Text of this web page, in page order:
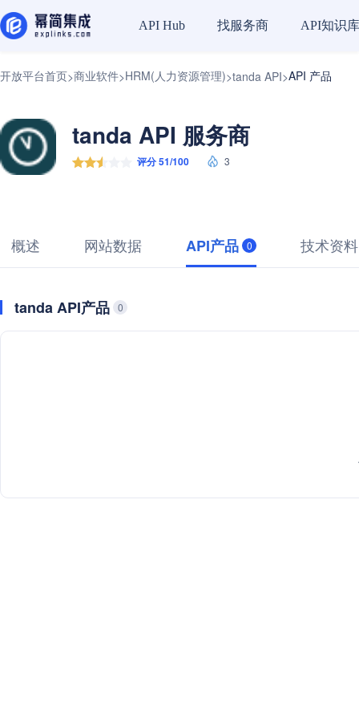
API Hub 找服务商 API知识库
开放平台首页>商业软件>HRM(人力资源管理)>tanda API>API 产品
tanda API 服务商
评分 51/100 3
概述 网站数据 API产品 0 技术资料
tanda API产品 0